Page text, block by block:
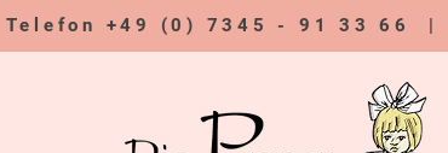
Telefon +49 (0) 7345 - 91 33 66 |